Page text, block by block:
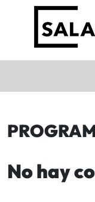
No hay